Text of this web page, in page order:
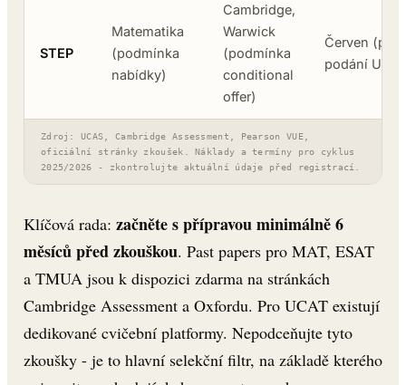
STEP
Matematika
(podmínka
nabídky)
Cambridge,
Warwick
(podmínka
conditional
offer)
Červen (po
podání
Zdroj: UCAS, Cambridge Assessment, Pearson VUE,
oficiální stránky zkoušek. Náklady a termíny pro cyklus
2025/2026 - zkontrolujte aktuální údaje před registrací.
Klíčová rada: začněte s přípravou minimálně 6
měsíců před zkouškou. Past papers pro MAT, ESAT
a TMUA jsou k dispozici zdarma na stránkách
Cambridge Assessment a Oxfordu. Pro UCAT existují
dedikované cvičební platformy. Nepodceňujte tyto
zkoušky - je to hlavní selekční filtr, na základě kterého